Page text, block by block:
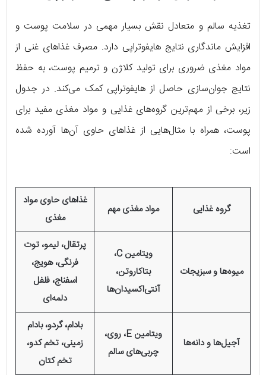
تغذیه سالم و متعادل نقش بسیار مهمی در سلامت پوست و
افزایش ماندگاری نتایج هایفوتراپی دارد. مصرف غذاهای غنی از
مواد مغذی ضروری برای تولید کلاژن و ترمیم پوست، به حفظ
نتایج جوان‌سازی حاصل از هایفوتراپی کمک می‌کند. در جدول
زیر، برخی از مهم‌ترین گروه‌های غذایی و مواد مغذی مفید برای
پوست، همراه با مثال‌هایی از غذاهای حاوی آن‌ها آورده شده
است:
گروه غذایی مواد مغذی مهم
غذاهای حاوی مواد
مغذی
میوه‌ها و سبزیجات
ویتامین C،
بتاکاروتن،
آنتی‌اکسیدان‌ها
پرتقال، لیمو، توت
فرنگی، هویج،
اسفناج، فلفل
دلمه‌ای
آجیل‌ها و دانه‌ها
ویتامین E، روی،
چربی‌های سالم
بادام، گردو، بادام
زمینی، تخم کدو،
تخم کتان